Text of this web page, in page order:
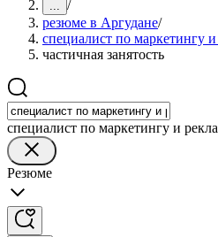
... /
резюме в Аргудане/
специалист по маркетингу
частичная занятость
специалист по маркетингу и
Резюме